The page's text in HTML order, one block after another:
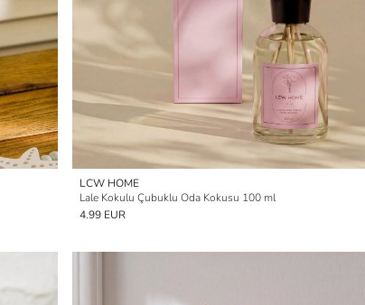
LCW HOME
Lale Kokulu Çubuklu Oda Kokusu 100 ml
4.99 EUR